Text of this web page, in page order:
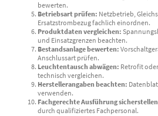
bewerten.
Betriebsart prüfen: Netzbetrieb,
Ersatzstrombezug fachlich einordnen.
Produktdaten vergleichen:
und Einsatzgrenzen beachten.
Bestandsanlage bewerten:
Anschlussart prüfen.
Leuchtentausch abwägen: Retrofit
technisch vergleichen.
Herstellerangaben beachten:
verwenden.
Fachgerechte Ausführung
durch qualifiziertes Fachpersonal.